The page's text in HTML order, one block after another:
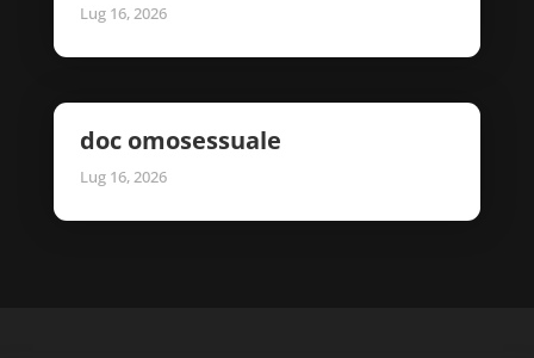
Lug 16, 2026
doc omosessuale
Lug 16, 2026